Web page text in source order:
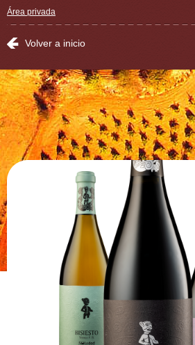
Área privada
Volver a inicio